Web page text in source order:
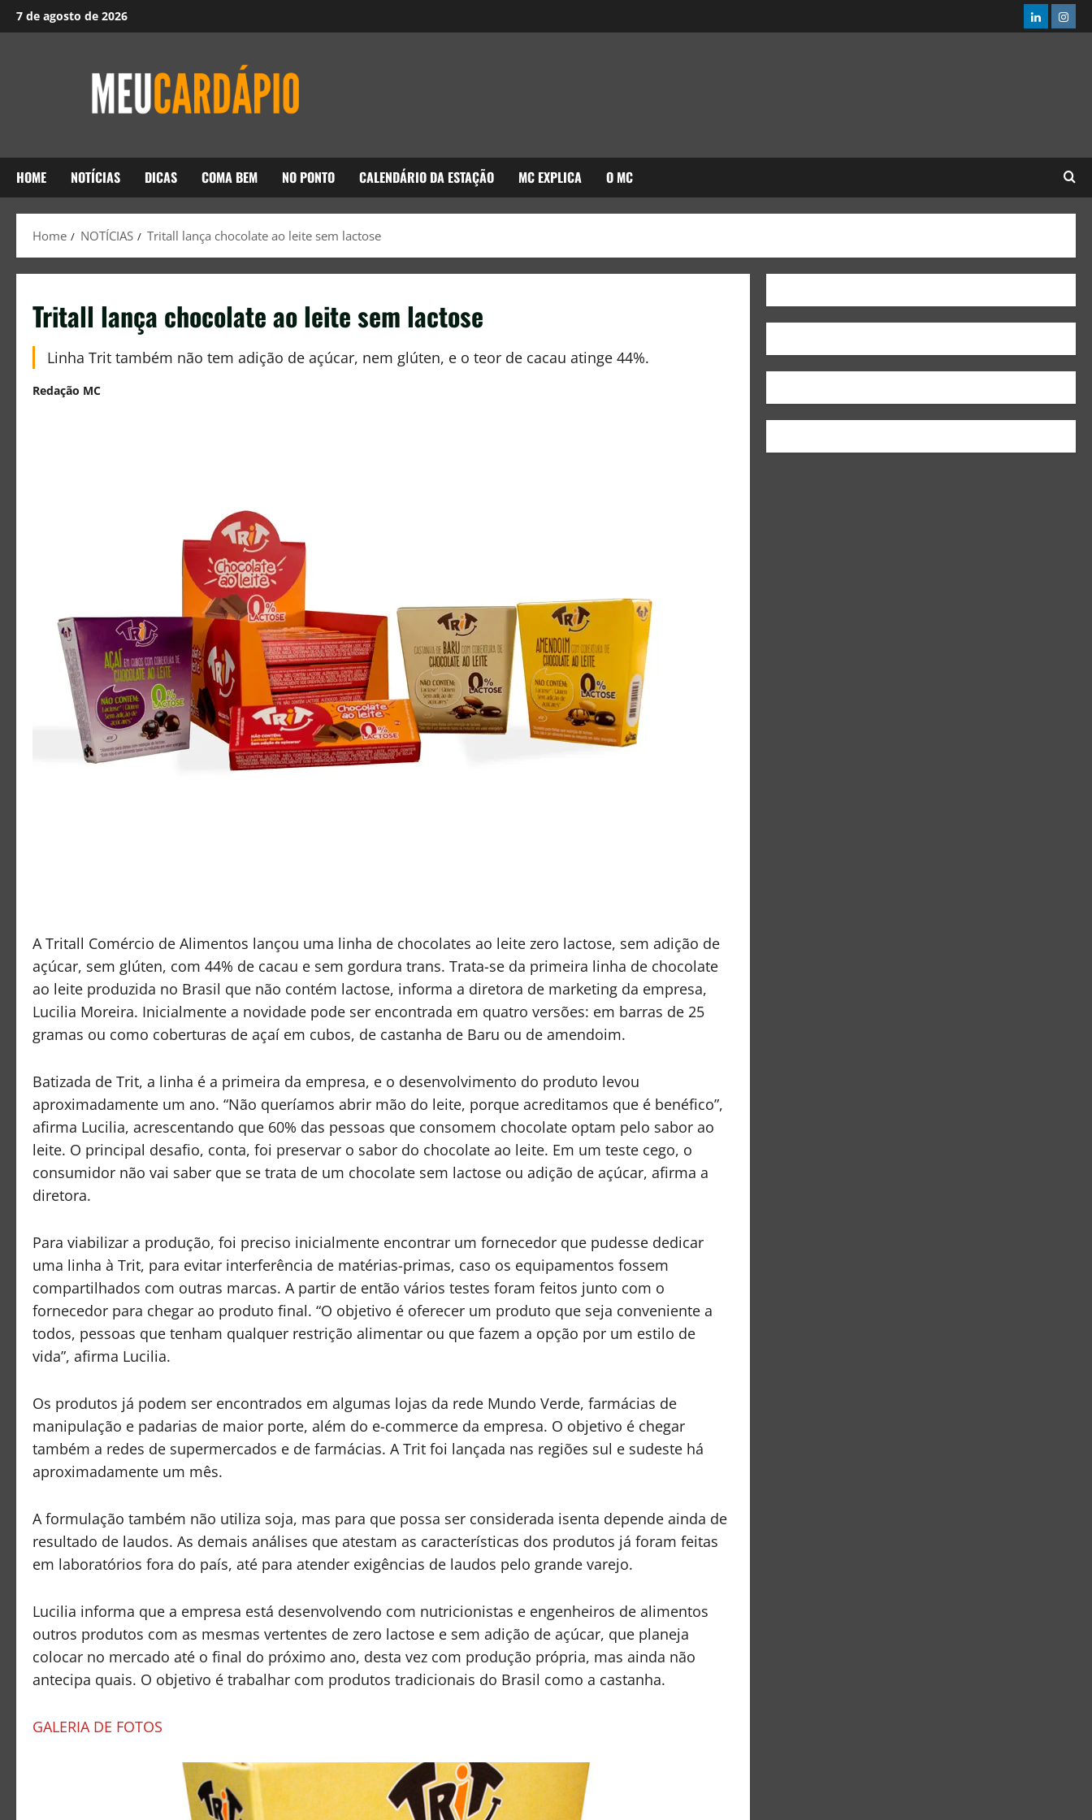
7 de agosto de 2026
HOME NOTÍCIAS DICAS COMA BEM NO PONTO CALENDÁRIO DA ESTAÇÃO MC EXPLICA O MC
Home NOTÍCIAS Tritall lança chocolate ao leite sem lactose
Tritall lança chocolate ao leite sem lactose
Linha Trit também não tem adição de açúcar, nem glúten, e o teor de cacau atinge 44%.
Redação MC
A Tritall Comércio de Alimentos lançou uma linha de chocolates ao leite zero lactose, sem adição de
açúcar, sem glúten, com 44% de cacau e sem gordura trans. Trata-se da primeira linha de chocolate
ao leite produzida no Brasil que não contém lactose, informa a diretora de marketing da empresa,
Lucilia Moreira. Inicialmente a novidade pode ser encontrada em quatro versões: em barras de 25
gramas ou como coberturas de açaí em cubos, de castanha de Baru ou de amendoim.
Batizada de Trit, a linha é a primeira da empresa, e o desenvolvimento do produto levou
aproximadamente um ano. “Não queríamos abrir mão do leite, porque acreditamos que é benéfico”,
afirma Lucilia, acrescentando que 60% das pessoas que consomem chocolate optam pelo sabor ao
leite. O principal desafio, conta, foi preservar o sabor do chocolate ao leite. Em um teste cego, o
consumidor não vai saber que se trata de um chocolate sem lactose ou adição de açúcar, afirma a
diretora.
Para viabilizar a produção, foi preciso inicialmente encontrar um fornecedor que pudesse dedicar
uma linha à Trit, para evitar interferência de matérias-primas, caso os equipamentos fossem
compartilhados com outras marcas. A partir de então vários testes foram feitos junto com o
fornecedor para chegar ao produto final. “O objetivo é oferecer um produto que seja conveniente a
todos, pessoas que tenham qualquer restrição alimentar ou que fazem a opção por um estilo de
vida”, afirma Lucilia.
Os produtos já podem ser encontrados em algumas lojas da rede Mundo Verde, farmácias de
manipulação e padarias de maior porte, além do e-commerce da empresa. O objetivo é chegar
também a redes de supermercados e de farmácias. A Trit foi lançada nas regiões sul e sudeste há
aproximadamente um mês.
A formulação também não utiliza soja, mas para que possa ser considerada isenta depende ainda de
resultado de laudos. As demais análises que atestam as características dos produtos já foram feitas
em laboratórios fora do país, até para atender exigências de laudos pelo grande varejo.
Lucilia informa que a empresa está desenvolvendo com nutricionistas e engenheiros de alimentos
outros produtos com as mesmas vertentes de zero lactose e sem adição de açúcar, que planeja
colocar no mercado até o final do próximo ano, desta vez com produção própria, mas ainda não
antecipa quais. O objetivo é trabalhar com produtos tradicionais do Brasil como a castanha.
GALERIA DE FOTOS